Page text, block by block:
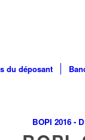
du déposant
BOPI 2016 -